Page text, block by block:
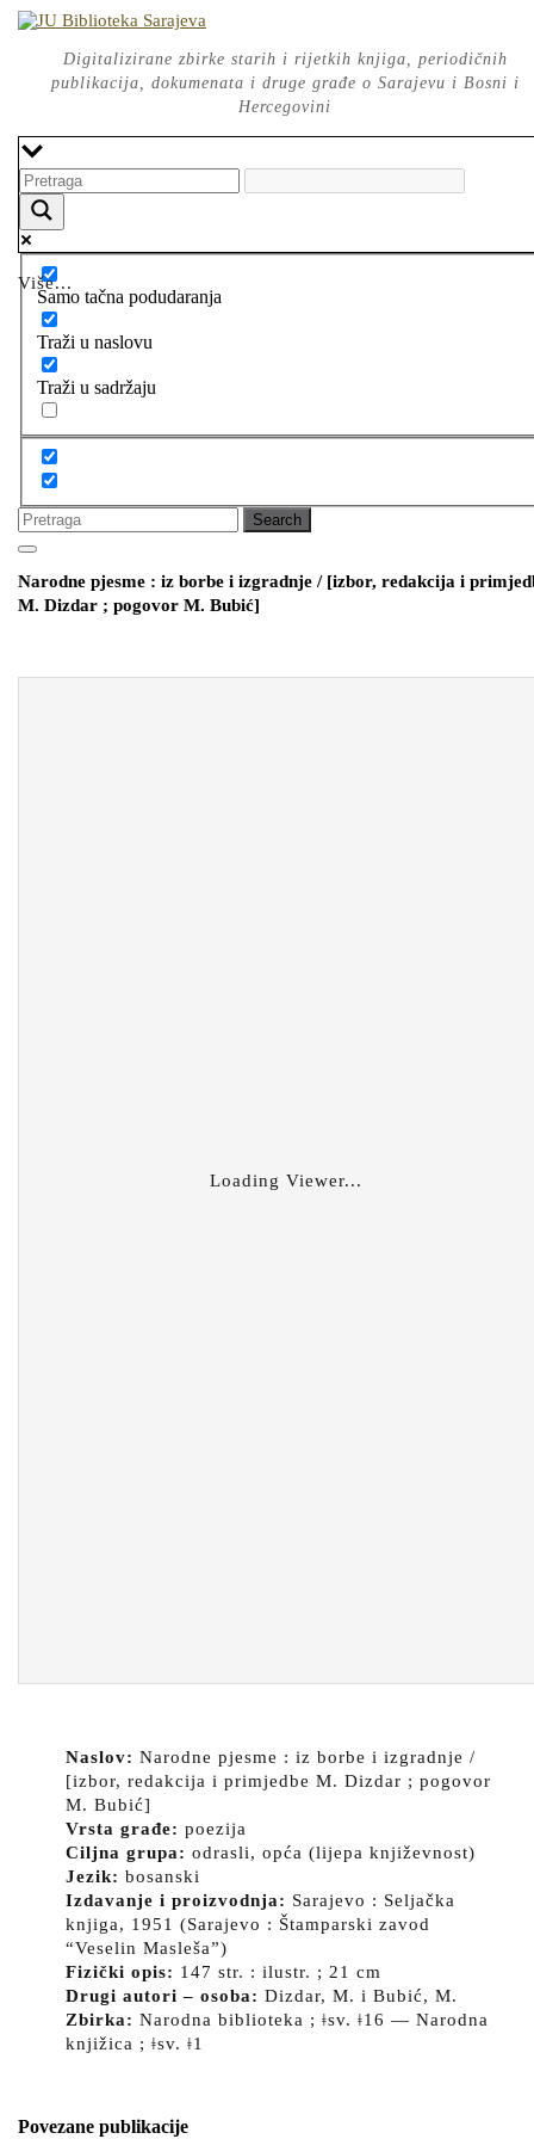
Skip
contentDigitalizirane zbirke starih i rijetkih knjiga, periodičnih
publikacija, dokumenata i druge građe o Sarajevu i Bosni i
Hercegovini
Više...
Samo tačna podudaranja
Traži u naslovu
Traži u sadržaju
Search
for:
Open
Button
BUTTON
Narodne pjesme : iz borbe i izgradnje / [izbor, redakcija i
M. Dizdar ; pogovor M. Bubić]
Loading Viewer...
Naslov: Narodne pjesme : iz borbe i izgradnje /
[izbor, redakcija i primjedbe M. Dizdar ; pogovor
M. Bubić]
Vrsta građe: poezija
Ciljna grupa: odrasli, opća (lijepa književnost)
Jezik: bosanski
Izdavanje i proizvodnja: Sarajevo : Seljačka
knjiga, 1951 (Sarajevo : Štamparski zavod
“Veselin Masleša”)
Fizički opis: 147 str. : ilustr. ; 21 cm
Drugi autori – osoba: Dizdar, M. i Bubić, M.
Zbirka: Narodna biblioteka ; ǂsv. ǂ16 — Narodna
knjižica ; ǂsv. ǂ1
Povezane publikacije